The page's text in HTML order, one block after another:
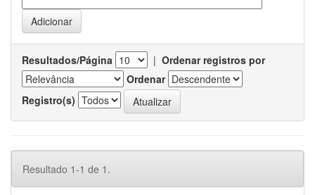
Resultados/Página | Ordenar registros por
Ordenar
Registro(s)
Resultado 1-1 de 1.